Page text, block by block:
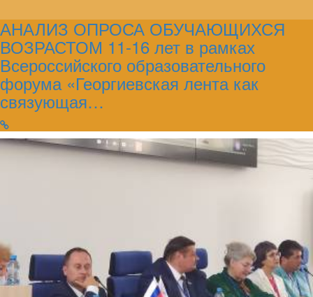
АНАЛИЗ ОПРОСА ОБУЧАЮЩИХСЯ
ВОЗРАСТОМ 11-16 лет в рамках
Всероссийского образовательного
форума «Георгиевская лента как
связующая…